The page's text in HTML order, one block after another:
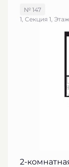
№ 147
1, Секция 1, Этаж
2-